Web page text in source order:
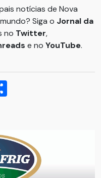
notícias de Nova
Siga o Jornal da
no Twitter,
e no YouTube.